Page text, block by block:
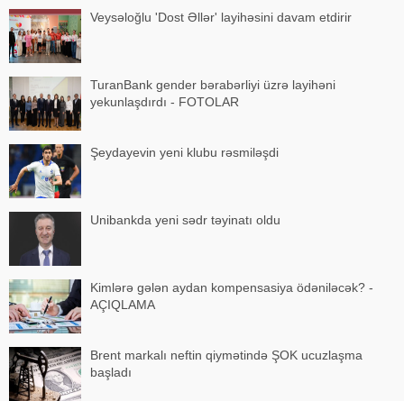
Veysəloğlu 'Dost Əllər' layihəsini davam etdirir
TuranBank gender bərabərliyi üzrə layihəni
yekunlaşdırdı - FOTOLAR
Şeydayevin yeni klubu rəsmiləşdi
Unibankda yeni sədr təyinatı oldu
Kimlərə gələn aydan kompensasiya ödəniləcək? -
AÇIQLAMA
Brent markalı neftin qiymətində ŞOK ucuzlaşma
başladı